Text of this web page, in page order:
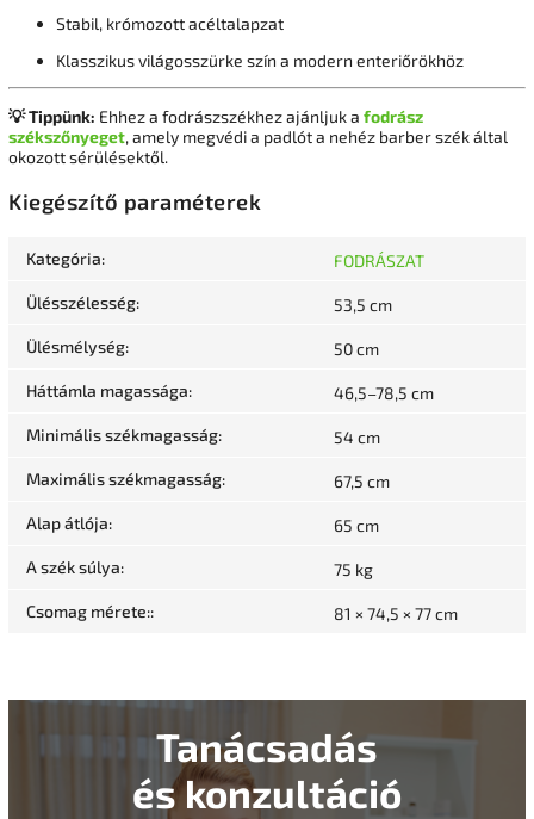
Stabil, krómozott acéltalapzat
Klasszikus világosszürke szín a modern enteriőrökhöz
💡 Tippünk: Ehhez a fodrászszékhez ajánljuk a fodrász
székszőnyeget, amely megvédi a padlót a nehéz barber szék által
okozott sérülésektől.
Kiegészítő paraméterek
Kategória: FODRÁSZAT
Ülésszélesség: 53,5 cm
Ülésmélység: 50 cm
Háttámla magassága: 46,5–78,5 cm
Minimális székmagasság: 54 cm
Maximális székmagasság: 67,5 cm
Alap átlója: 65 cm
A szék súlya: 75 kg
Csomag mérete:: 81 × 74,5 × 77 cm
Tanácsadás
és konzultáció